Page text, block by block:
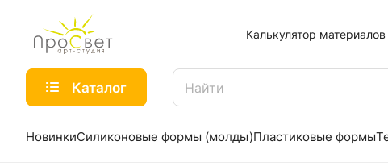
Калькулятор материалов
Каталог
НовинкиСиликоновые формы (молды)Пластиковые формы